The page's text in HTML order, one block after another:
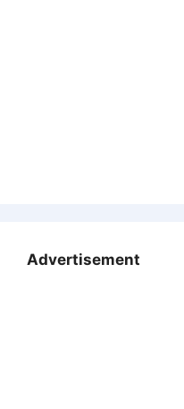
Advertisement